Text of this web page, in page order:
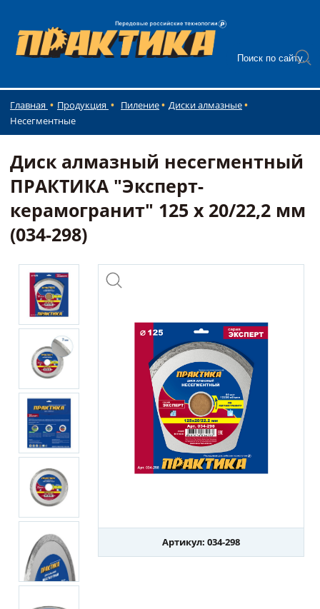
Главная Продукция Пиление
Диски алмазные
Несегментные
Диск алмазный несегментный
ПРАКТИКА "Эксперт-
керамогранит" 125 х 20/22,2 мм
(034-298)
Артикул: 034-298